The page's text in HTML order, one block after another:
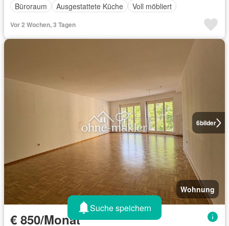
Büroraum
Ausgestattete Küche Voll möbliert
Vor 2 Wochen, 3 Tagen
6bilder
Wohnung
€ 850/Monat
Suche speichern